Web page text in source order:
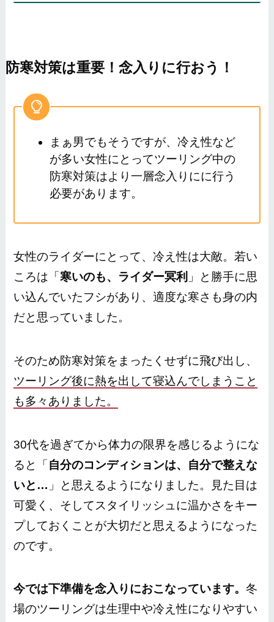
防寒対策は重要！念入りに行おう！
まぁ男でもそうですが、冷え性など
が多い女性にとってツーリング中の
防寒対策はより一層念入りにに行う
必要があります。
女性のライダーにとって、冷え性は大敵。若い
ころは「寒いのも、ライダー冥利 」と勝手に思
い込んでいたフシがあり、適度な寒さも身の内
だと思っていました。
そのため防寒対策をまったくせずに飛び出し、
ツーリング後に熱を出して寝込んでしまうこと
も多々ありました。
30代を過ぎてから体力の限界を感じるようにな
ると「自分のコンディションは、自分で整えな
いと… 」と思えるようになりました。見た目は
可愛く、そしてスタイリッシュに温かさをキー
プしておくことが大切だと思えるようになった
のです。
今では下準備を念入りにおこなっています。冬
場のツーリングは生理中や冷え性になりやすい